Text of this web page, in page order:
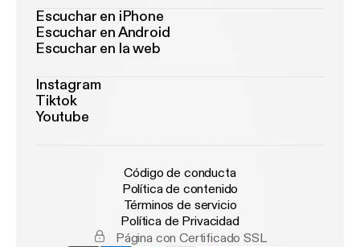
Therapieempfehlungen. Bei gesundheitlichen
Fragen wende dich bitte an deine Ärztin oder
deinen Arzt.
Escuchar en iPhone
Escuchar en Android
Escuchar en la web
Instagram
Tiktok
Youtube
Código de conducta
Política de contenido
Términos de servicio
Política de Privacidad
Página con Certificado SSL